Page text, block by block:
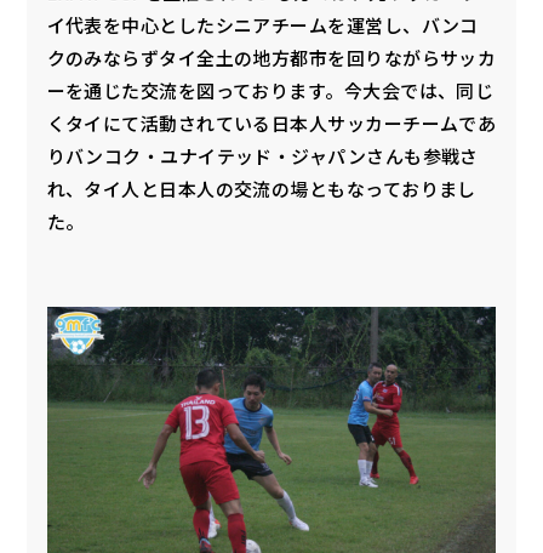
イ代表を中心としたシニアチームを運営し、バンコ
クのみならずタイ全土の地方都市を回りながらサッカ
ーを通じた交流を図っております。今大会では、同じ
くタイにて活動されている日本人サッカーチームであ
りバンコク・ユナイテッド・ジャパンさんも参戦さ
れ、タイ人と日本人の交流の場ともなっておりまし
た。